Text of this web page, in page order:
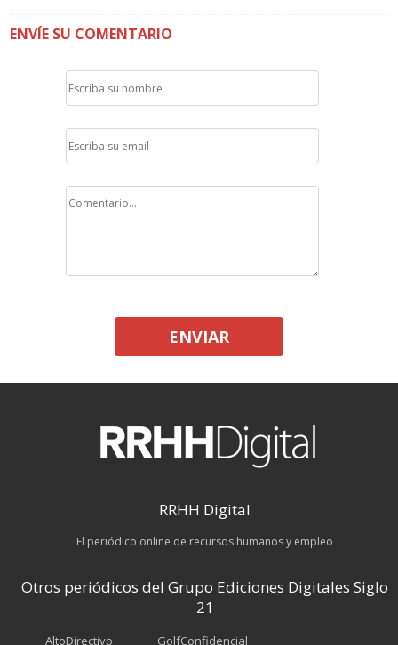
ENVÍE SU COMENTARIO
ENVIAR
RRHH Digital
El periódico online de recursos humanos y empleo
Otros periódicos del Grupo Ediciones Digitales Siglo
21
AltoDirectivo GolfConfidencial